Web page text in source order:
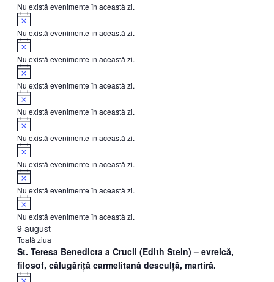
Nu există evenimente în această zi.
Notificare
Nu există evenimente în această zi.
Notificare
Nu există evenimente în această zi.
Notificare
Nu există evenimente în această zi.
Notificare
Nu există evenimente în această zi.
Notificare
Nu există evenimente în această zi.
Notificare
Nu există evenimente în această zi.
Notificare
Nu există evenimente în această zi.
Notificare
Nu există evenimente în această zi.
9 august
Toată ziua
St. Teresa Benedicta a Crucii (Edith Stein) – evreică,
filosof, călugăriţă carmelitană desculţă, martiră.
Notificare